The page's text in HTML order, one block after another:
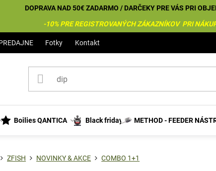
DOPRAVA NAD 50€ ZADARMO / DARČEKY PRE VÁS PRI
-10% PRE REGISTROVANÝCH ZÁKAZNÍKOV PRI
Fotky Kontakt
Boilies QANTICA Black friday METHOD - FEEDER
ZFISH NOVINKY & AKCE COMBO 1+1